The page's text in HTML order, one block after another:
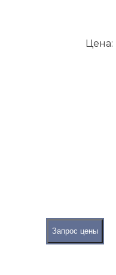
Цена:
Запрос цены